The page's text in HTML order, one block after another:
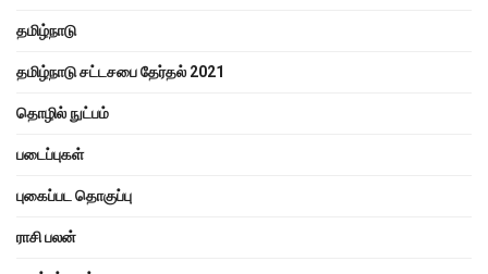
தமிழ்நாடு
தமிழ்நாடு சட்டசபை தேர்தல் 2021
தொழில் நுட்பம்
படைப்புகள்
புகைப்பட தொகுப்பு
ராசி பலன்